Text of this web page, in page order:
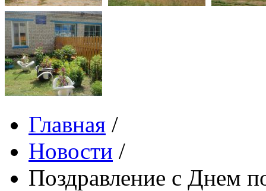
Главная /
Новости /
Поздравление с Днем